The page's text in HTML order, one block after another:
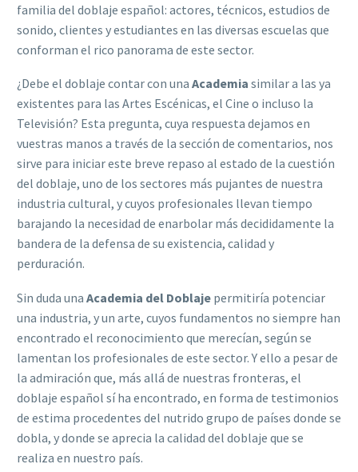
familia del doblaje español: actores, técnicos, estudios de
sonido, clientes y estudiantes en las diversas escuelas que
conforman el rico panorama de este sector.
¿Debe el doblaje contar con una Academia similar a las ya
existentes para las Artes Escénicas, el Cine o incluso la
Televisión? Esta pregunta, cuya respuesta dejamos en
vuestras manos a través de la sección de comentarios, nos
sirve para iniciar este breve repaso al estado de la cuestión
del doblaje, uno de los sectores más pujantes de nuestra
industria cultural, y cuyos profesionales llevan tiempo
barajando la necesidad de enarbolar más decididamente la
bandera de la defensa de su existencia, calidad y
perduración.
Sin duda una Academia del Doblaje permitiría potenciar
una industria, y un arte, cuyos fundamentos no siempre han
encontrado el reconocimiento que merecían, según se
lamentan los profesionales de este sector. Y ello a pesar de
la admiración que, más allá de nuestras fronteras, el
doblaje español sí ha encontrado, en forma de testimonios
de estima procedentes del nutrido grupo de países donde se
dobla, y donde se aprecia la calidad del doblaje que se
realiza en nuestro país.